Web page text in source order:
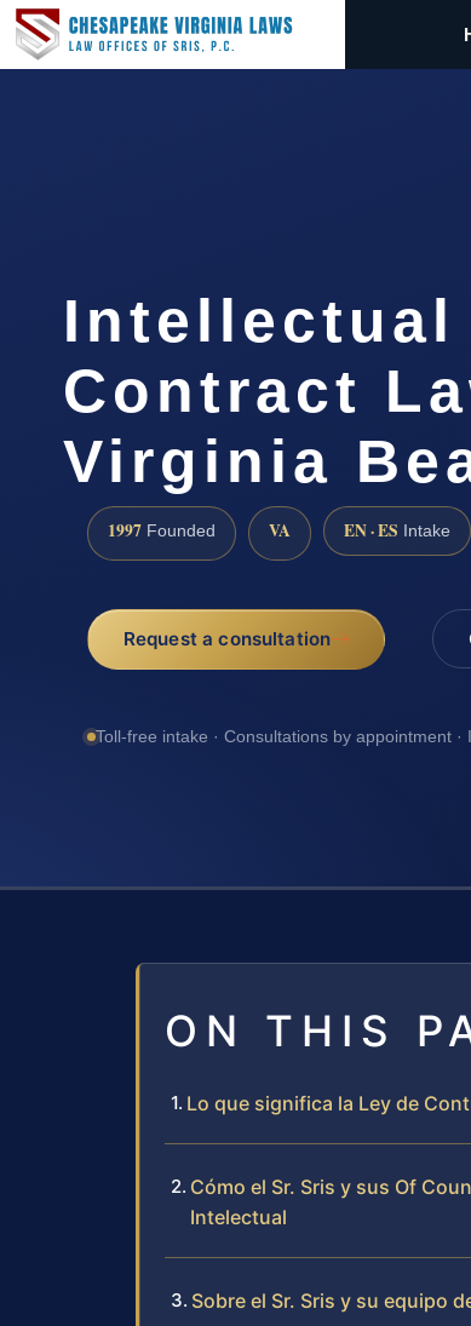
Intellectual
Contract
Virginia
1997 Founded VA EN · ES Intake
Request a consultation
Toll-free intake · Consultations by appointment
ON THIS
Lo que significa la Ley de
Cómo el Sr. Sris y sus Of
Intelectual
Sobre el Sr. Sris y su equipo